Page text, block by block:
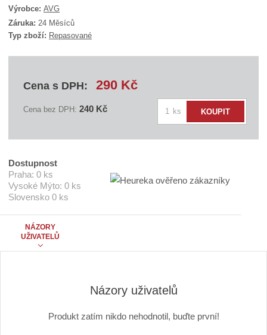
K
ó
d
d
d
O
M
M
S
A
V
8
Výrobce:AVG
Záruka: 24 Měsíců
Typ zboží: Repasované
Cena s DPH: 290 Kč
Cena bez DPH: 240 Kč
p
ks KOUPIT
Dostupnost
Praha: 0 ks
Vysoké Mýto: 0 ks
Slovensko 0 ks
NÁZORY
UŽIVATELŮ
Názory uživatelů
Produkt zatím nikdo nehodnotil, buďte první!